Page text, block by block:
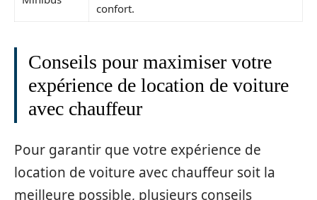
confort.
Conseils pour maximiser votre
expérience de location de voiture
avec chauffeur
Pour garantir que votre expérience de
location de voiture avec chauffeur soit la
meilleure possible, plusieurs conseils